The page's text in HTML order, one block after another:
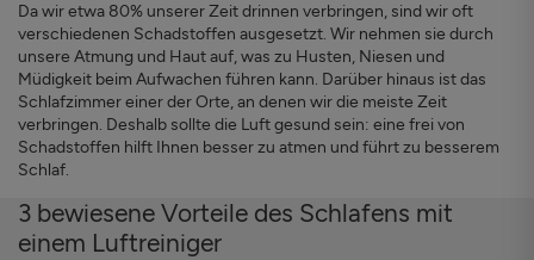
Da wir etwa 80% unserer Zeit drinnen verbringen, sind wir oft
verschiedenen Schadstoffen ausgesetzt. Wir nehmen sie durch
unsere Atmung und Haut auf, was zu Husten, Niesen und
Müdigkeit beim Aufwachen führen kann. Darüber hinaus ist das
Schlafzimmer einer der Orte, an denen wir die meiste Zeit
verbringen. Deshalb sollte die Luft gesund sein: eine frei von
Schadstoffen hilft Ihnen besser zu atmen und führt zu besserem
Schlaf.
3 bewiesene Vorteile des Schlafens mit
einem Luftreiniger